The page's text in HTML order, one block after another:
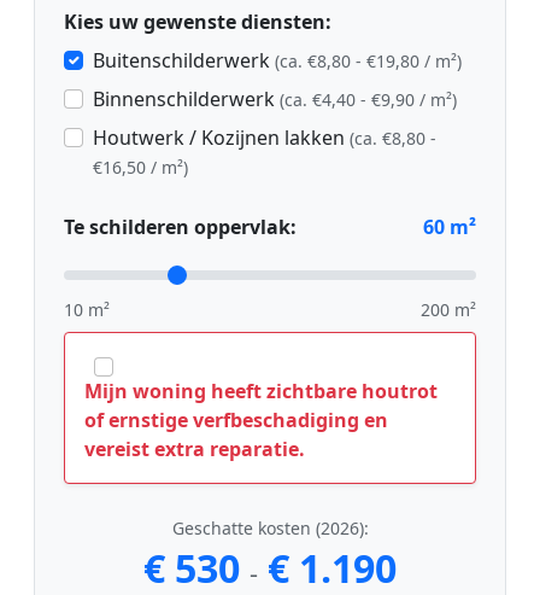
Kies uw gewenste diensten:
Buitenschilderwerk (ca. €8,80 - €19,80 / m²)
Binnenschilderwerk (ca. €4,40 - €9,90 / m²)
Houtwerk / Kozijnen lakken (ca. €8,80 -
€16,50 / m²)
Te schilderen oppervlak: 60 m²
10 m² 200 m²
Mijn woning heeft zichtbare houtrot
of ernstige verfbeschadiging en
vereist extra reparatie.
Geschatte kosten (2026):
€ 530 - € 1.190